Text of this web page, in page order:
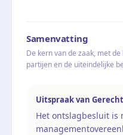
Samenvatting
De kern van de zaak, met
partijen en de uiteindelijke
Uitspraak van
Het ontslagbesluit is